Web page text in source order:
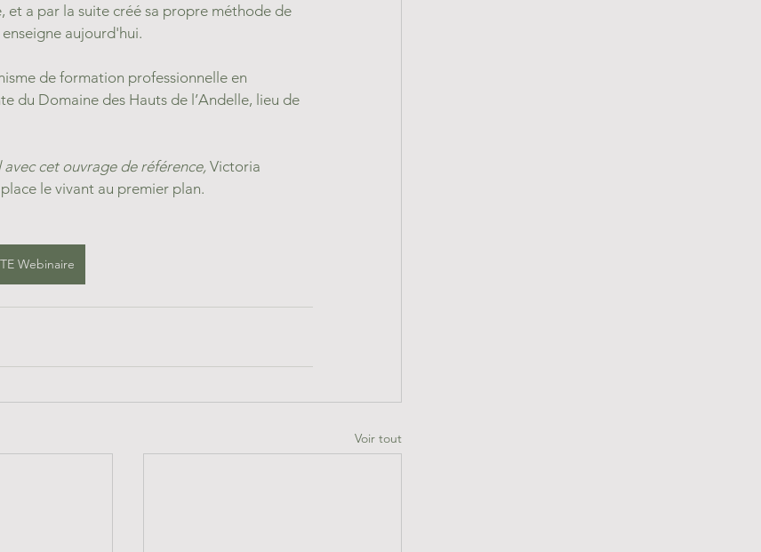
a par la suite créé sa propre méthode de
aujourd'hui.
de formation professionnelle en
du Domaine des Hauts de l’Andelle, lieu de
cet ouvrage de référence, Victoria
le vivant au premier plan.
Webinaire
Voir tout